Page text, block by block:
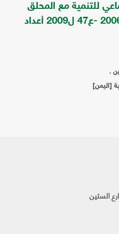
للتنمية مع المحلق
باللغة الانجليزية ع35 ل2006 -ع47 ل2009 أعداد
.
[اليمن]
الستين